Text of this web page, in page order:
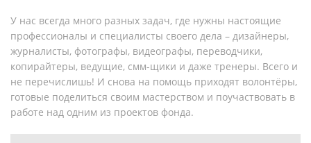
У нас всегда много разных задач, где нужны настоящие
профессионалы и специалисты своего дела – дизайнеры,
журналисты, фотографы, видеографы, переводчики,
копирайтеры, ведущие, смм-щики и даже тренеры. Всего и
не перечислишь! И снова на помощь приходят волонтёры,
готовые поделиться своим мастерством и поучаствовать в
работе над одним из проектов фонда.